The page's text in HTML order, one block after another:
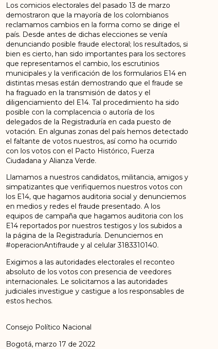
Los comicios electorales del pasado 13 de marzo
demostraron que la mayoría de los colombianos
reclamamos cambios en la forma como se dirige el
país. Desde antes de dichas elecciones se venía
denunciando posible fraude electoral; los resultados, si
bien es cierto,han sido importantes para los sectores
que representamos el cambio, los escrutinios
municipales y la verificación de los formularios E14 en
distintas mesas están demostrando que el fraude se
ha fraguado en la transmisión de datos y el
diligenciamiento del E14. Talprocedimiento ha sido
posible con la complacencia o autoría de los
delegados de la Registraduría en cada puesto de
votación. En algunas zonas del país hemos detectado
elfaltante de votos nuestros, así como ha ocurrido
con los votos con el Pacto Histórico, Fuerza
Ciudadana y Alianza Verde.
Llamamos a nuestros candidatos, militancia, amigos y
simpatizantes que verifiquemosnuestros votos con
los E14, que hagamos auditoria social y denunciemos
en medios y redes el fraude presentado. A los
equipos de campaña que hagamos auditoria con los
E14reportados por nuestros testigos y los subidos a
la página de la Registraduría. Denunciemos en
#operacionAntifraude y al celular 3183310140.
Exigimos a las autoridades electorales el reconteo
absoluto de los votos con presencia deveedores
internacionales. Le solicitamos a las autoridades
judiciales investigue y castigue alos responsables de
estos hechos.
Consejo Político Nacional
Bogotá, marzo 17 de 2022